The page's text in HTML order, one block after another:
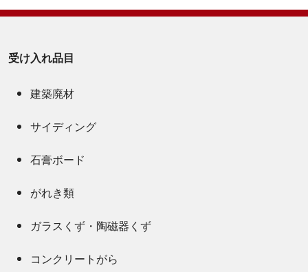
受け入れ品目
建築廃材
サイディング
石膏ボード
がれき類
ガラスくず・陶磁器くず
コンクリートがら